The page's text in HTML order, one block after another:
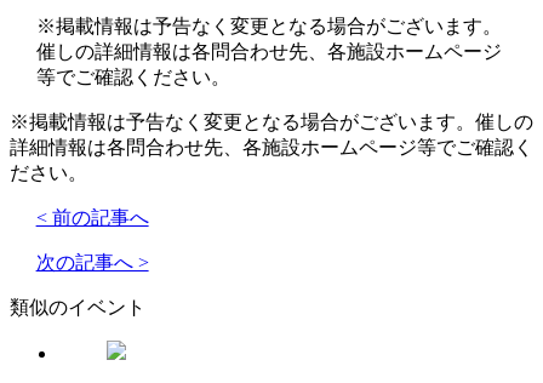
※掲載情報は予告なく変更となる場合がございます。
催しの詳細情報は各問合わせ先、各施設ホームページ
等でご確認ください。
※掲載情報は予告なく変更となる場合がございます。催しの
詳細情報は各問合わせ先、各施設ホームページ等でご確認く
ださい。
< 前の記事へ
次の記事へ >
類似のイベント